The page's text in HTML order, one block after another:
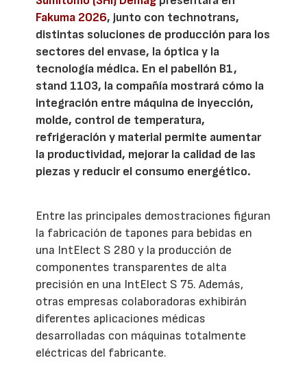
Fakuma 2026, junto con technotrans,
distintas soluciones de producción para los
sectores del envase, la óptica y la
tecnología médica. En el pabellón B1,
stand 1103, la compañía mostrará cómo la
integración entre máquina de inyección,
molde, control de temperatura,
refrigeración y material permite aumentar
la productividad, mejorar la calidad de las
piezas y reducir el consumo energético.
Entre las principales demostraciones figuran
la fabricación de tapones para bebidas en
una IntElect S 280 y la producción de
componentes transparentes de alta
precisión en una IntElect S 75. Además,
otras empresas colaboradoras exhibirán
diferentes aplicaciones médicas
desarrolladas con máquinas totalmente
eléctricas del fabricante.